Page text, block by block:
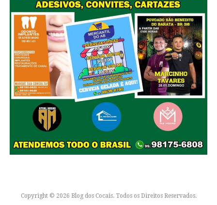
Copyright © 2026 Blog dos Cocais. Todos os Direitos Reservados.